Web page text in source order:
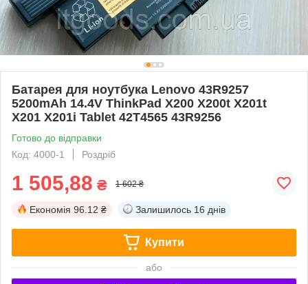
Батарея для ноутбука Lenovo 43R9257
5200mAh 14.4V ThinkPad X200 X200t X201t
X201 X201i Tablet 42T4565 43R9256
Готово до відправки
Код: 4000-1
Роздріб
1 505,88 ₴ 1 602 ₴
Економія 96.12 ₴ Залишилось 16 днів
Купити
або